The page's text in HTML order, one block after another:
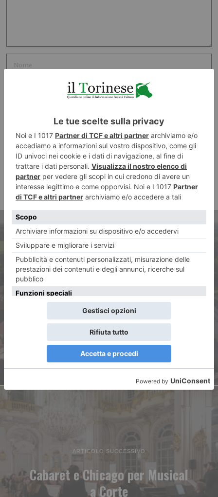
ARTICOLO PRECEDENTE
Appuntamenti e iniziative a
Nichelino
ARTICOLO SUCCESSIVO
Cabaret e Chicago per Musical
a Corte